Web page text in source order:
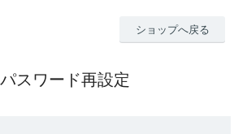
ショップへ戻る
パスワード再設定